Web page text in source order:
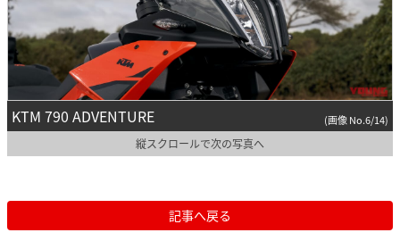
KTM 790 ADVENTURE (画像 No.6/14)
縦スクロールで次の写真へ
記事へ戻る